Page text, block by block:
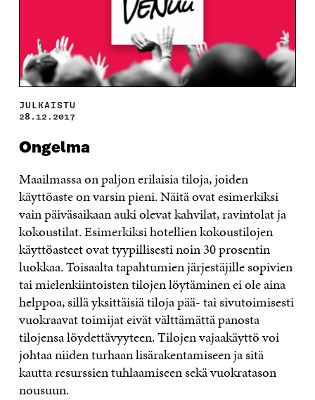
JULKAISTU
28.12.2017
Ongelma
Maailmassa on paljon erilaisia tiloja, joiden
käyttöaste on varsin pieni. Näitä ovat esimerkiksi
vain päiväsaikaan auki olevat kahvilat, ravintolat ja
kokoustilat. Esimerkiksi hotellien kokoustilojen
käyttöasteet ovat tyypillisesti noin 30 prosentin
luokkaa. Toisaalta tapahtumien järjestäjille sopivien
tai mielenkiintoisten tilojen löytäminen ei ole aina
helppoa, sillä yksittäisiä tiloja pää- tai sivutoimisesti
vuokraavat toimijat eivät välttämättä panosta
tilojensa löydettävyyteen. Tilojen vajaakäyttö voi
johtaa niiden turhaan lisärakentamiseen ja sitä
kautta resurssien tuhlaamiseen sekä vuokratason
nousuun.